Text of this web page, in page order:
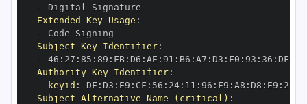
-
Extended Key Usage :
-
Subject Key Identifier:
-
46 : 27 : 85 : 89 : FB: D6 : AE : 91 : B6 : A7 : D3 : F0 : 93 : 36 : DF
Authority Key Identifier:
keyid : DF : D3 : E9 : CF : 56 : 24: 11 : 96 : F9 : A8 : D8 : E9 : 28
Subject Alternative Name (critical) :